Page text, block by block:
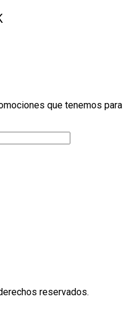
que tenemos para
reservados.